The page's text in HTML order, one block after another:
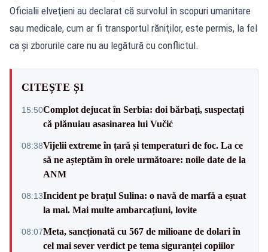
Oficialii elveţieni au declarat că survolul în scopuri umanitare
sau medicale, cum ar fi transportul răniţilor, este permis, la fel
ca şi zborurile care nu au legătură cu conflictul.
CITEȘTE ȘI
15:50Complot dejucat în Serbia: doi bărbați, suspectați
că plănuiau asasinarea lui Vučić
08:38Vijelii extreme în țară și temperaturi de foc. La ce
să ne așteptăm în orele următoare: noile date de la
ANM
08:13Incident pe brațul Sulina: o navă de marfă a eșuat
la mal. Mai multe ambarcațiuni, lovite
08:07Meta, sancționată cu 567 de milioane de dolari în
cel mai sever verdict pe tema siguranței copiilor